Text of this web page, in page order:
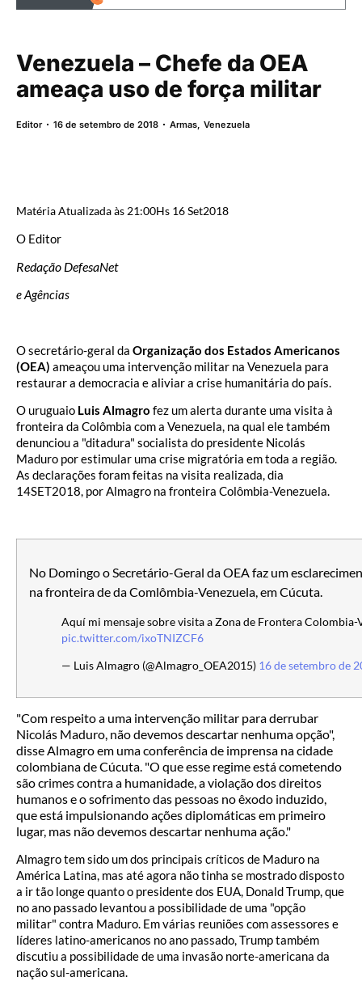
Venezuela – Chefe da OEA
ameaça uso de força militar
Editor 16 de setembro de 2018 Armas,Venezuela
Matéria Atualizada às 21:00Hs 16 Set2018
O Editor
Redação DefesaNet
e Agências
O secretário-geral da Organização dos Estados Americanos
(OEA) ameaçou uma intervenção militar na Venezuela para
restaurar a democracia e aliviar a crise humanitária do país.
O uruguaio Luis Almagro fez um alerta durante uma visita à
fronteira da Colômbia com a Venezuela, na qual ele também
denunciou a "ditadura" socialista do presidente Nicolás
Maduro por estimular uma crise migratória em toda a região.
As declarações foram feitas na visita realizada, dia
14SET2018, por Almagro na fronteira Colômbia-Venezuela.
No Domingo o Secretário-Geral da OEA faz um
na fronteira de da Comlômbia-Venezuela, em Cúcuta.
Aquí mi mensaje sobre visita a Zona de Frontera Colombia-
pic.twitter.com/ixoTNIZCF6
— Luis Almagro (@Almagro_OEA2015) 16 de setembro de
"Com respeito a uma intervenção militar para derrubar
Nicolás Maduro, não devemos descartar nenhuma opção",
disse Almagro em uma conferência de imprensa na cidade
colombiana de Cúcuta. "O que esse regime está cometendo
são crimes contra a humanidade, a violação dos direitos
humanos e o sofrimento das pessoas no êxodo induzido,
que está impulsionando ações diplomáticas em primeiro
lugar, mas não devemos descartar nenhuma ação."
Almagro tem sido um dos principais críticos de Maduro na
América Latina, mas até agora não tinha se mostrado disposto
a ir tão longe quanto o presidente dos EUA, Donald Trump, que
no ano passado levantou a possibilidade de uma "opção
militar" contra Maduro. Em várias reuniões com assessores e
líderes latino-americanos no ano passado, Trump também
discutiu a possibilidade de uma invasão norte-americana da
nação sul-americana.